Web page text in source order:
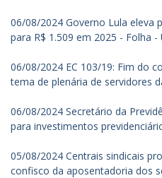
06/08/2024 Governo Lula eleva
para R$ 1.509 em 2025 - Folha -
06/08/2024 EC 103/19: Fim do
tema de plenária de servidores
06/08/2024 Secretário da
para investimentos
05/08/2024 Centrais sindicais
confisco da aposentadoria dos